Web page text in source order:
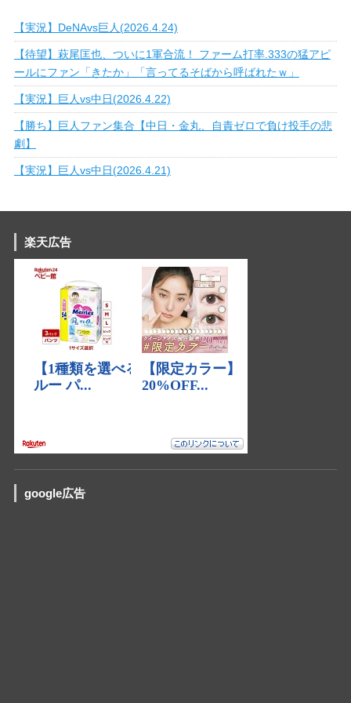
【実況】DeNAvs巨人(2026.4.24)
【待望】萩尾匡也、ついに1軍合流！ ファーム打率.333の猛アピ
ールにファン「きたか」「言ってるそばから呼ばれたｗ」
【実況】巨人vs中日(2026.4.22)
【勝ち】巨人ファン集合【中日・金丸、自責ゼロで負け投手の悲
劇】
【実況】巨人vs中日(2026.4.21)
楽天広告
google広告